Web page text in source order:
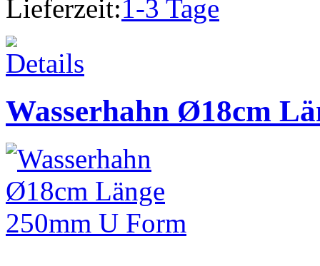
Lieferzeit:1-3 Tage
Wasserhahn Ø18cm